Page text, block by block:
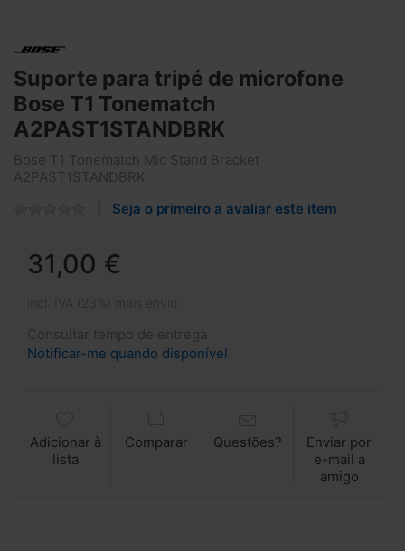
Suporte para tripé de microfone
Bose T1 Tonematch
A2PAST1STANDBRK
Bose T1 Tonematch Mic Stand Bracket
A2PAST1STANDBRK
Seja o primeiro a avaliar este item
31,00 €
Consultar tempo de entrega
Notificar-me quando disponível
Adicionar à
lista
Comparar Questões?
Enviar por
e-mail a
amigo